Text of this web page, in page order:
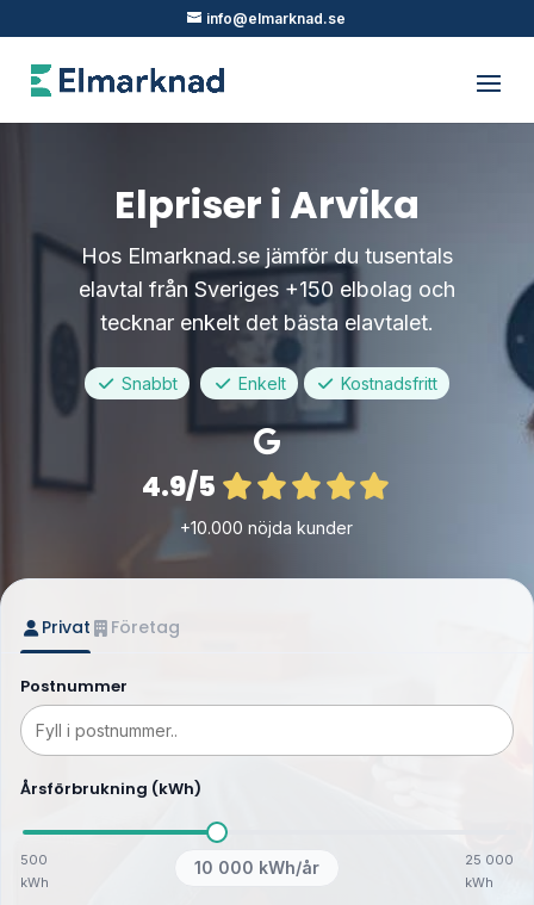
info@elmarknad.se
Elpriser i Arvika
Hos Elmarknad.se jämför du tusentals
elavtal från Sveriges +150 elbolag och
tecknar enkelt det bästa elavtalet.
Snabbt Enkelt Kostnadsfritt
4.9/5
+10.000 nöjda kunder
Privat Företag
Postnummer
Årsförbrukning (kWh)
500
kWh
10 000 kWh/år
25 000
kWh